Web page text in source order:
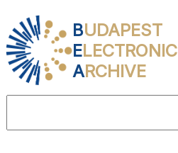
BUDAPEST
ELECTRONIC
ARCHIVE